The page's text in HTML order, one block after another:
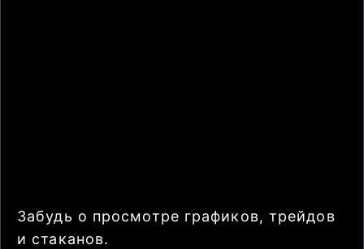
Забудь о просмотре графиков, трейдов
и стаканов.